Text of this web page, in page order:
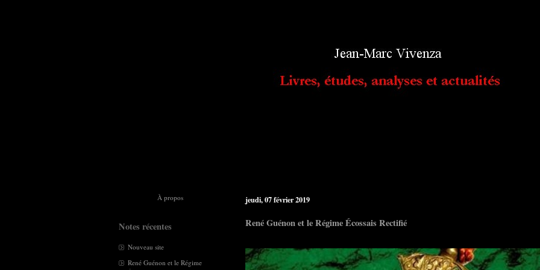
À propos
Notes récentes
Nouveau site
René Guénon et le Régime
jeudi, 07 février 2019
René Guénon et le Régime Écossais Rectifié